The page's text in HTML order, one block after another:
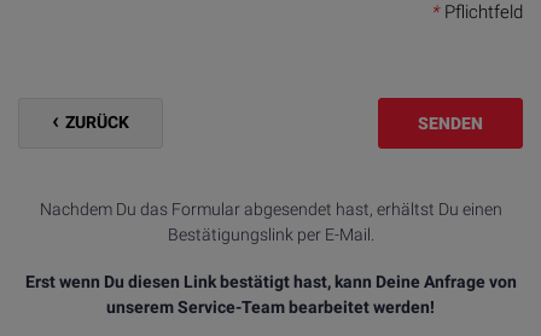
*Pflichtfeld
ZURÜCK SENDEN
Nachdem Du das Formular abgesendet hast, erhältst Du einen
Bestätigungslink per E-Mail.
Erst wenn Du diesen Link bestätigt hast, kann Deine Anfrage von
unserem Service-Team bearbeitet werden!